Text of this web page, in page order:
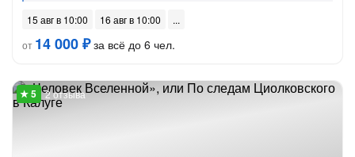
15 авг в 10:00
16 авг в 10:00
от 14 000 ₽за всё до 6 чел.
2 отзыва